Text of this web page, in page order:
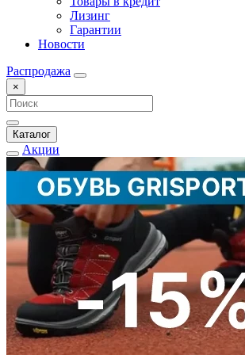
Лизинг
Гарантии
Новости
Распродажа
×
Каталог
Акции